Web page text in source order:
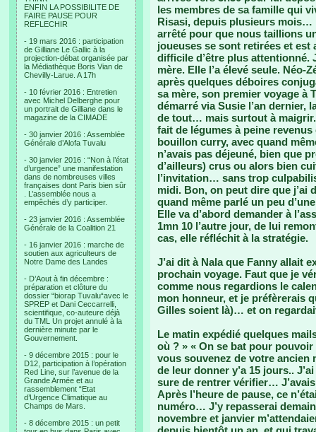
ENFIN LA POSSIBILITE DE
FAIRE PAUSE POUR
REFLECHIR
- 19 mars 2016 : participation
de Gilliane Le Gallic à la
projection-débat organisée par
la Médiathèque Boris Vian de
Chevilly-Larue. A 17h
- 10 février 2016 : Entretien
avec Michel Delberghe pour
un portrait de Gilliane dans le
magazine de la CIMADE
- 30 janvier 2016 : Assemblée
Générale d’Alofa Tuvalu
- 30 janvier 2016 : “Non à l’état
d’urgence” une manifestation
dans de nombreuses villes
françaises dont Paris bien sûr
. L’assemblée nous a
empêchés d’y participer.
- 23 janvier 2016 : Assemblée
Générale de la Coalition 21
- 16 janvier 2016 : marche de
soutien aux agriculteurs de
Notre Dame des Landes
- D’Aout à fin décembre :
préparation et clôture du
dossier “biorap Tuvalu“avec le
SPREP et Dani Ceccarrelli,
scientifique, co-auteure déjà
du TML Un projet annulé à la
dernière minute par le
Gouvernement.
- 9 décembre 2015 : pour le
D12, participation à l’opération
Red Line, sur l’avenue de la
Grande Armée et au
rassemblement “Etat
d’Urgence Climatique au
Champs de Mars.
- 8 décembre 2015 : un petit
les membres de sa famille qui
Risasi, depuis plusieurs mois…
arrêté pour que nous taillions
joueuses se sont retirées et
difficile d’être plus attentionné.
mère. Elle l’a élevé seule.
après quelques déboires
sa mère, son premier voyage à
démarré via Susie l’an dernier,
de tout… mais surtout à
fait de légumes à peine
bouillon curry, avec quand
n’avais pas déjeuné, bien que
d’ailleurs) crus ou alors bien
l’invitation… sans trop
midi. Bon, on peut dire que j’ai
quand même parlé un peu
Elle va d’abord demander à
1mn 10 l’autre jour, de lui
cas, elle réfléchit à la stratégie.
J’ai dit à Nala que Fanny allait
prochain voyage. Faut que je
comme nous regardions le
mon honneur, et je préfèrerais
Gilles soient là)… et on
Le matin expédié quelques
où ? » « On se bat pour
vous souvenez de votre ancien
de leur donner y’a 15 jours..
sure de rentrer vérifier…
Après l’heure de pause, ce
numéro… J’y repasserai
novembre et janvier